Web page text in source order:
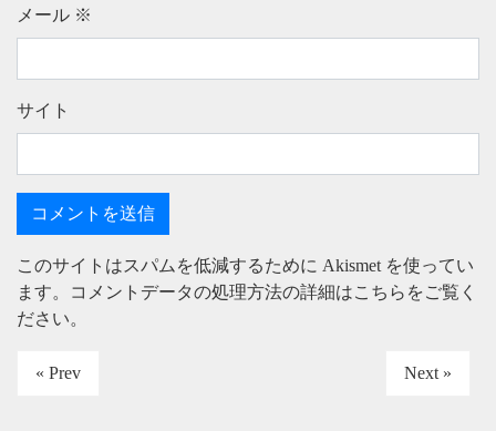
メール ※
サイト
このサイトはスパムを低減するために Akismet を使ってい
ます。
コメントデータの処理方法の詳細はこちらをご覧く
ださい。
« Prev Next »